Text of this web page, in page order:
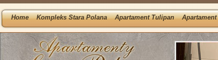
Home Kompleks Stara Polana Apartament Tulipan